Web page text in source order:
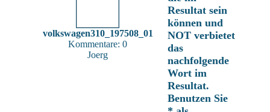
volkswagen310_197508_01
Kommentare: 0
Joerg
Resultat sein
können und
NOT verbietet
das
nachfolgende
Wort im
Resultat.
Benutzen Sie